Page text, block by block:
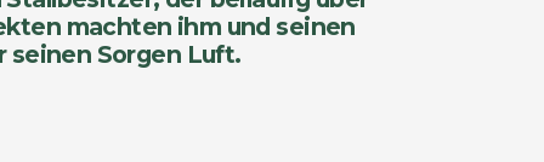
machten ihm und seinen
seinen Sorgen Luft.